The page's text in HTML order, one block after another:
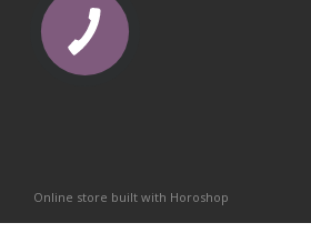
Online store built with Horoshop